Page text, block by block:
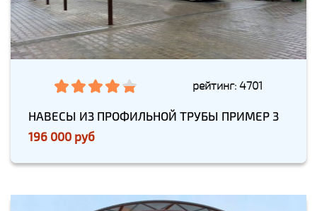
рейтинг: 4701
НАВЕСЫ ИЗ ПРОФИЛЬНОЙ ТРУБЫ ПРИМЕР 3
196 000 руб